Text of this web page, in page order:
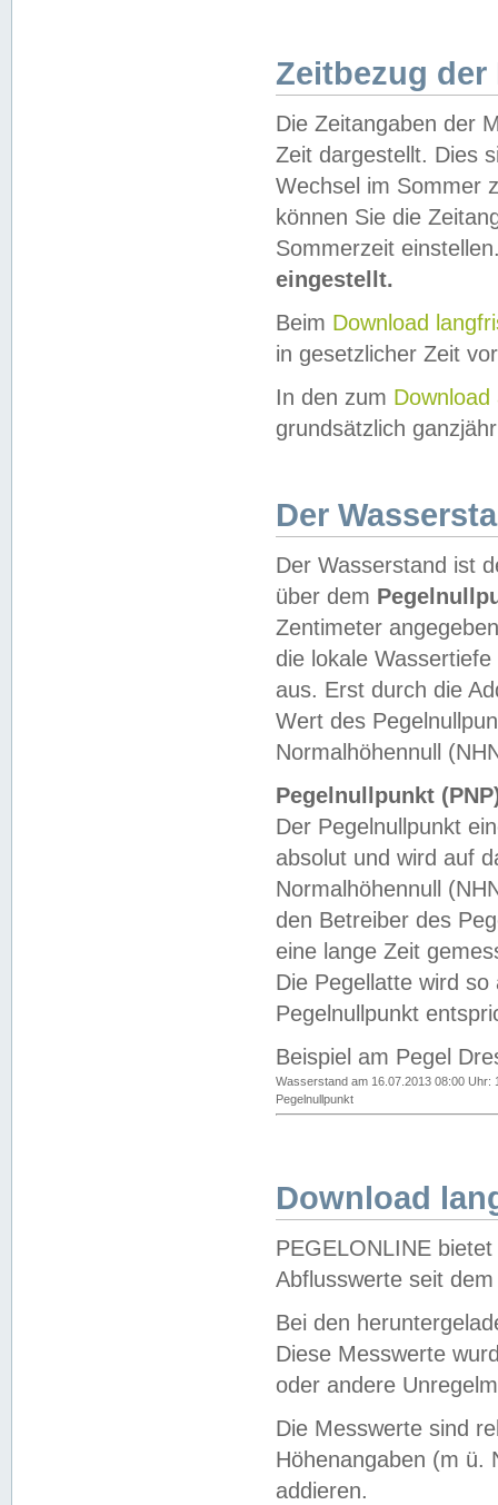
Zeitbezug der
Die Zeitangaben der
Zeit dargestellt. Dies
Wechsel im Sommer
können Sie die
Sommerzeit
eingestellt.
Beim Download
in gesetzlicher Zeit
In den zum Download
grundsätzlich
Der
Der Wasserstand ist
über dem
Zentimeter
die lokale
aus. Erst durch die
Wert des
Normalhöhennull
Pegelnullpunkt
Der Pegelnullpunkt
absolut und wird auf
Normalhöhennull
den Betreiber des
eine lange Zeit
Die Pegellatte wird
Pegelnullpunkt
Beispiel am Pegel
Wasserstand am 16.07.2013 08:00 Uhr:
Pegelnullpunkt
Download
PEGELONLINE
Abflusswerte seit
Bei den
Diese Messwerte
oder andere
Die Messwerte sind
Höhenangaben (m ü.
addieren.